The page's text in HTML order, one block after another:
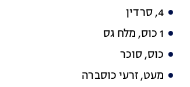
4, סרדין
1 כוס, מלח גס
כוס, סוכר
מעט, זרעי כוסברה